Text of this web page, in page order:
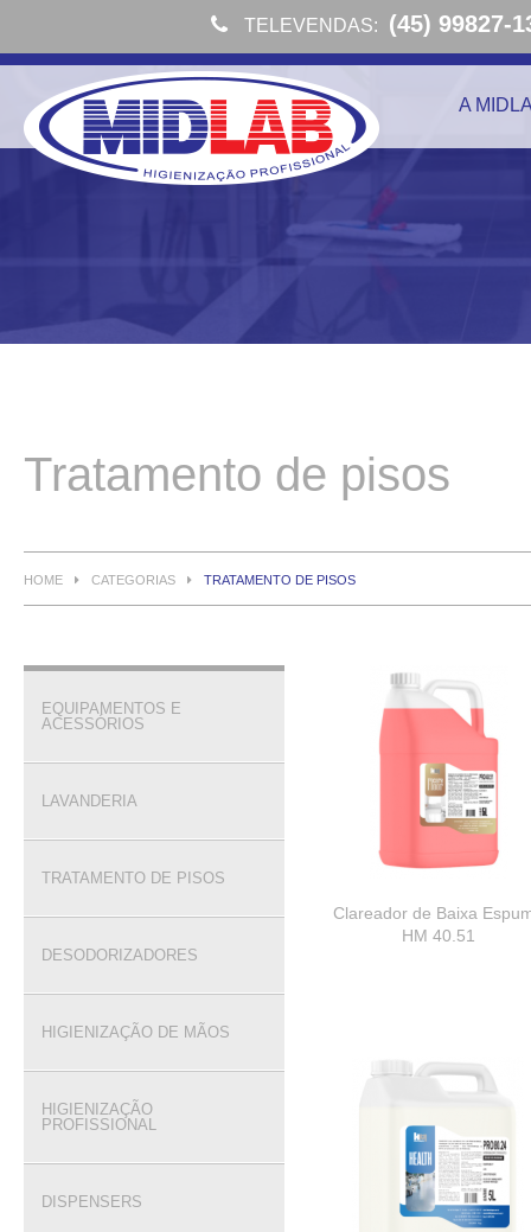
TELEVENDAS: (45) 99827-
A
Tratamento de pisos
HOME CATEGORIAS TRATAMENTO DE PISOS
EQUIPAMENTOS E
ACESSÓRIOS
LAVANDERIA
TRATAMENTO DE PISOS
DESODORIZADORES
HIGIENIZAÇÃO DE MÃOS
HIGIENIZAÇÃO
PROFISSIONAL
DISPENSERS
Clareador de Baixa
HM 40.51